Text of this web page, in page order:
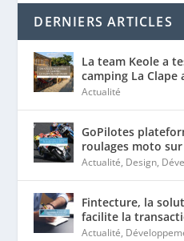
DERNIERS ARTICLES
La team Keole a
camping La Clape
Actualité
GoPilotes
roulages moto
Actualité, Design,
Fintecture, la
facilite la
Actualité,